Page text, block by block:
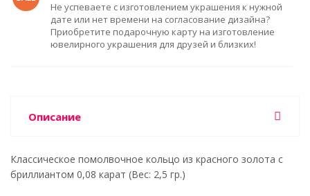
Не успеваете с изготовлением украшения к нужной
дате или нет времени на согласование дизайна?
Приобретите подарочную карту на изготовление
ювелирного украшения для друзей и близких!
Описание
Классическое помолвочное кольцо из красного золота с
бриллиантом 0,08 карат (Вес: 2,5 гр.)